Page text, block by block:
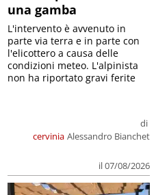
una gamba
cervinia
di
Alessandro Bianchet
il 07/08/2026
L'intervento è avvenuto in
parte via terra e in parte con
l'elicottero a causa delle
condizioni meteo. L'alpinista
non ha riportato gravi ferite